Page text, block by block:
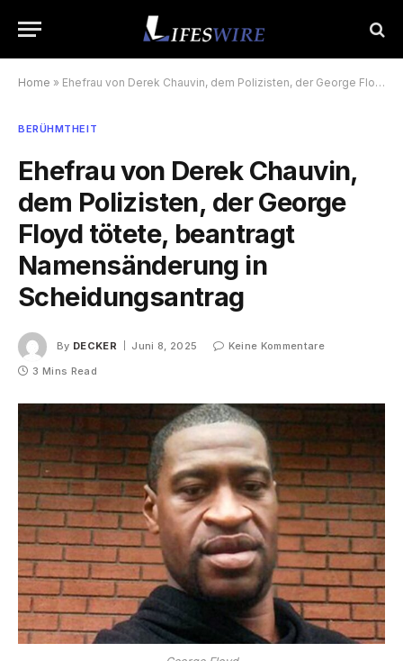
Home » Ehefrau von Derek Chauvin, dem Polizisten, der George Floyd tötete, beantragt Namensänderung in Scheidungsantrag
BERÜHMTHEIT
Ehefrau von Derek Chauvin,
dem Polizisten, der George
Floyd tötete, beantragt
Namensänderung in
Scheidungsantrag
By DECKER Juni 8, 2025
Keine Kommentare
3 Mins Read